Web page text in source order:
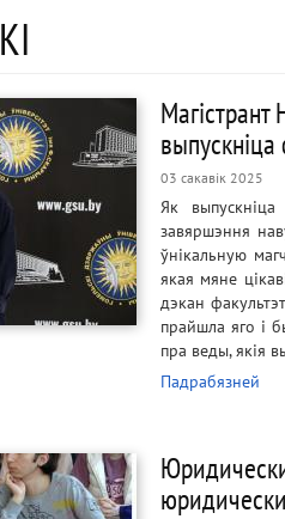
Магістрант
03 сакавік 2025
Як выпускніца
завяршэння
ўнікальную
якая мяне
дэкан
прайшла яго і
пра веды, якія
Падрабязней